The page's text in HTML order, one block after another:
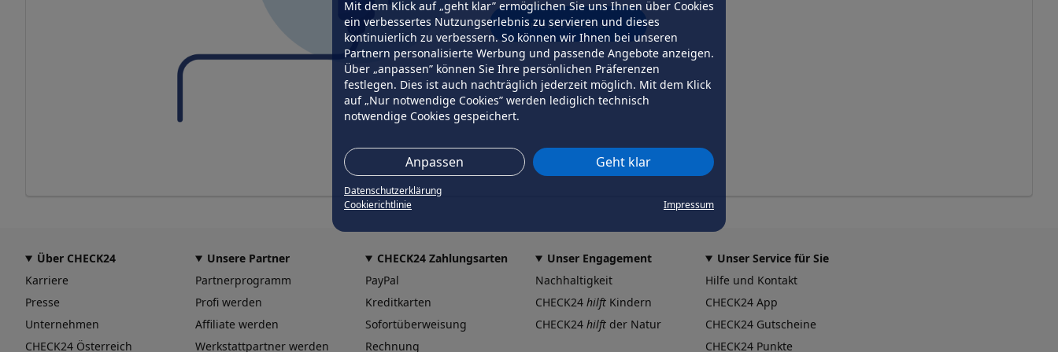
Mit dem Klick auf „geht klar” ermöglichen Sie uns Ihnen über Cookies
ein verbessertes Nutzungserlebnis zu servieren und dieses
kontinuierlich zu verbessern. So können wir Ihnen bei unseren
Partnern personalisierte Werbung und passende Angebote anzeigen.
Über „anpassen” können Sie Ihre persönlichen Präferenzen
festlegen. Dies ist auch nachträglich jederzeit möglich. Mit dem Klick
auf „Nur notwendige Cookies” werden lediglich technisch
notwendige Cookies gespeichert.
Anpassen Geht klar
Datenschutzerklärung
Cookierichtlinie
Impressum
erneut versuchen
Über CHECK24
Karriere
Presse
Unternehmen
CHECK24 Österreich
Unsere Partner
Partnerprogramm
Profi werden
Affiliate werden
Werkstattpartner werden
CHECK24 Zahlungsarten
PayPal
Kreditkarten
Sofortüberweisung
Rechnung
Unser Engagement
Nachhaltigkeit
CHECK24 hilft Kindern
CHECK24 hilft der Natur
Unser Service für Sie
Hilfe und Kontakt
CHECK24 App
CHECK24 Gutscheine
CHECK24 Punkte